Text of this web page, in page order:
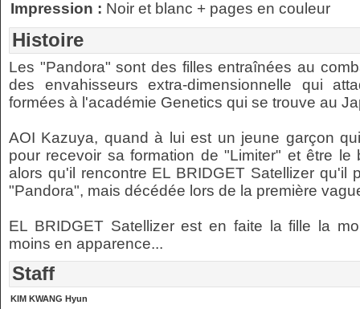
Impression : Noir et blanc + pages en couleur
Histoire
Les "Pandora" sont des filles entraînées au
des envahisseurs extra-dimensionnelle qui
formées à l'académie Genetics qui se trouve au
AOI Kazuya, quand à lui est un jeune garçon
pour recevoir sa formation de "Limiter" et être
alors qu'il rencontre EL BRIDGET Satellizer
"Pandora", mais décédée lors de la première
EL BRIDGET Satellizer est en faite la fille la
moins en apparence...
Staff
KIM KWANG Hyun